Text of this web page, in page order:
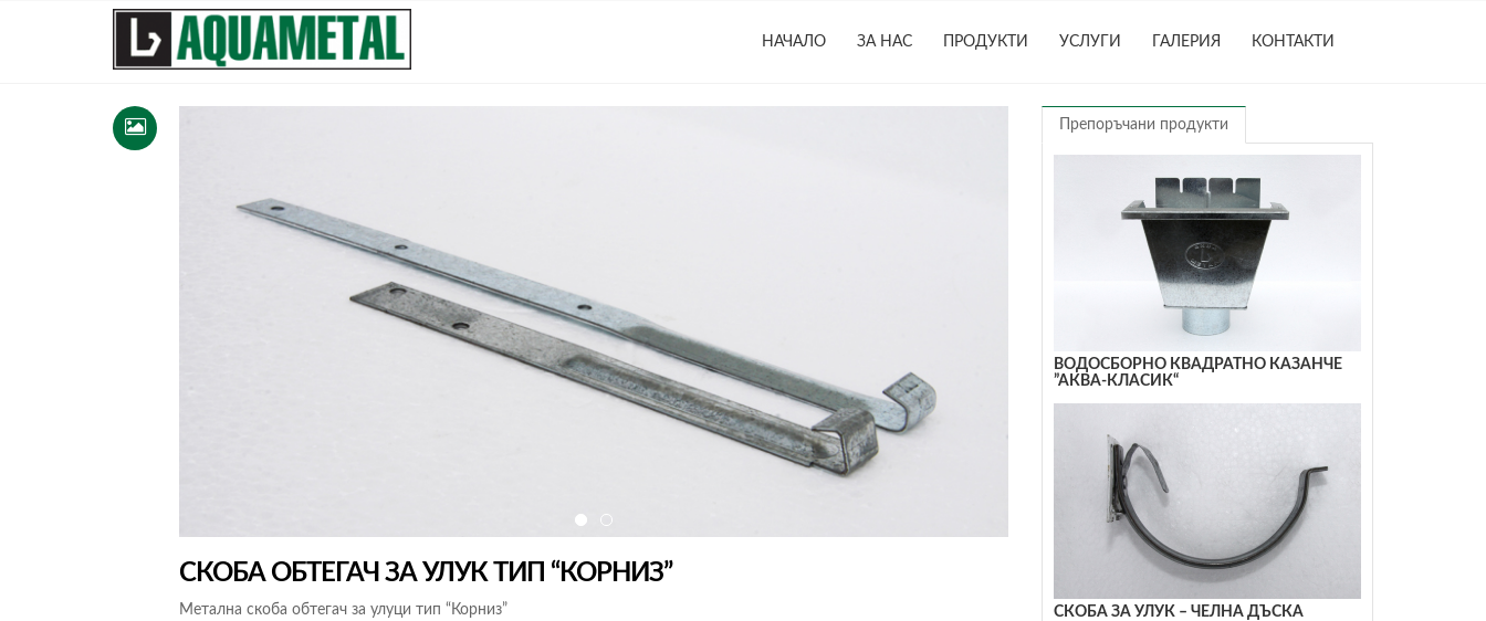
НАЧАЛО ЗА НАС ПРОДУКТИ УСЛУГИ ГАЛЕРИЯ КОНТАКТИ
СКОБА ОБТЕГАЧ ЗА УЛУК ТИП “КОРНИЗ”
Метална скоба обтегач за улуци тип “Корниз”
Препоръчани продукти
ВОДОСБОРНО КВАДРАТНО КАЗАНЧЕ
”АКВА-КЛАСИК“
СКОБА ЗА УЛУК – ЧЕЛНА ДЪСКА